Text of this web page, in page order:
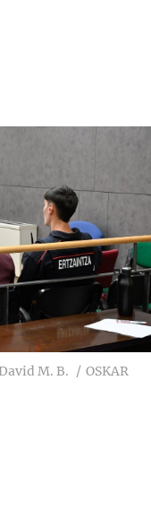
M. B.
OSKAR